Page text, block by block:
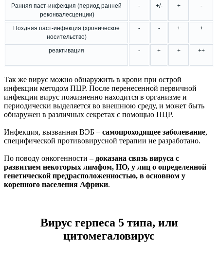
Ранняя паст-инфекция (период ранней
реконвалесценции)
- +/- + -
Поздняя паст-инфекция (хроническое
носительство)
- - + +
реактивация - + + ++
Так же вирус можно обнаружить в крови при острой
инфекции методом ПЦР. После перенесенной первичной
инфекции вирус пожизненно находится в организме и
периодически выделяется во внешнюю среду, и может быть
обнаружен в различных секретах с помощью ПЦР.
Инфекция, вызванная ВЭБ – самопроходящее заболевание,
специфической противовирусной терапии не разработано.
По поводу онкогенности – доказана связь вируса с
развитием некоторых лимфом, НО, у лиц о определенной
генетической предрасположенностью, в основном у
коренного населения Африки.
Вирус герпеса 5 типа, или
цитомегаловирус